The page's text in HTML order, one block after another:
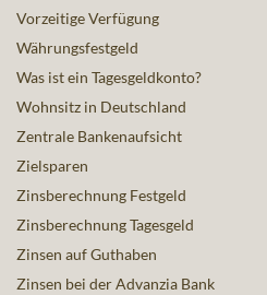
Vorzeitige Verfügung
Währungsfestgeld
Was ist ein Tagesgeldkonto?
Wohnsitz in Deutschland
Zentrale Bankenaufsicht
Zielsparen
Zinsberechnung Festgeld
Zinsberechnung Tagesgeld
Zinsen auf Guthaben
Zinsen bei der Advanzia Bank